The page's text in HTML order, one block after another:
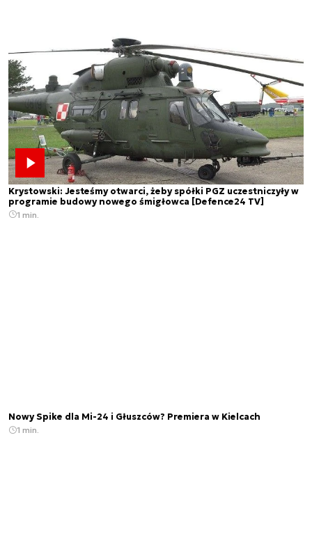
Krystowski: Jesteśmy otwarci, żeby spółki PGZ uczestniczyły w
programie budowy nowego śmigłowca [Defence24 TV]
1 min.
Nowy Spike dla Mi-24 i Głuszców? Premiera w Kielcach
1 min.